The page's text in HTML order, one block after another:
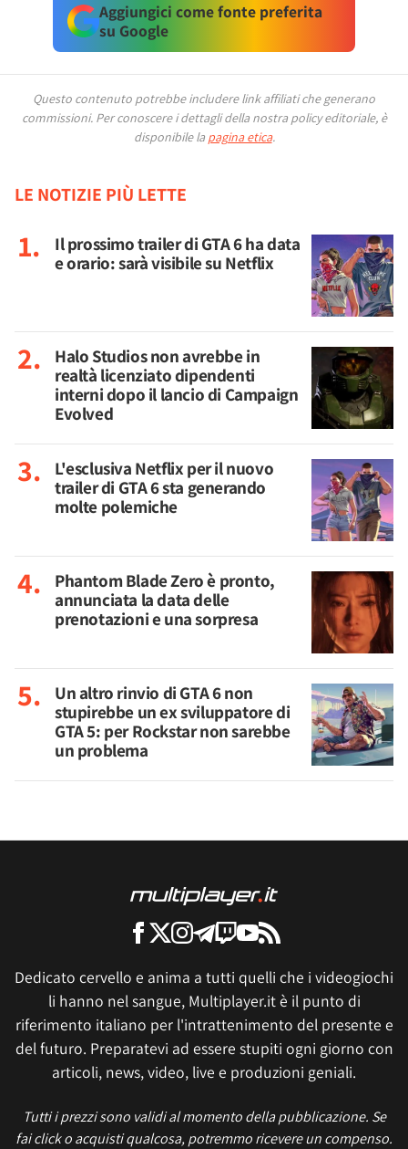
Aggiungici come fonte preferita
su Google
Questo contenuto potrebbe includere link affiliati che generano
commissioni. Per conoscere i dettagli della nostra policy editoriale, è
disponibile la pagina etica.
LE NOTIZIE PIÙ LETTE
Il prossimo trailer di GTA 6 ha data
e orario: sarà visibile su Netflix
Halo Studios non avrebbe in
realtà licenziato dipendenti
interni dopo il lancio di Campaign
Evolved
L'esclusiva Netflix per il nuovo
trailer di GTA 6 sta generando
molte polemiche
Phantom Blade Zero è pronto,
annunciata la data delle
prenotazioni e una sorpresa
Un altro rinvio di GTA 6 non
stupirebbe un ex sviluppatore di
GTA 5: per Rockstar non sarebbe
un problema
Dedicato cervello e anima a tutti quelli che i videogiochi
li hanno nel sangue, Multiplayer.it è il punto di
riferimento italiano per l'intrattenimento del presente e
del futuro. Preparatevi ad essere stupiti ogni giorno con
articoli, news, video, live e produzioni geniali.
Tutti i prezzi sono validi al momento della pubblicazione. Se
fai click o acquisti qualcosa, potremmo ricevere un compenso.